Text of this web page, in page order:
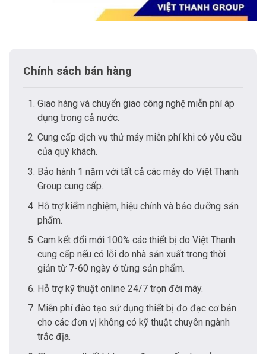
Chính sách bán hàng
Giao hàng và chuyển giao công nghệ miễn phí áp
dụng trong cả nước.
Cung cấp dịch vụ thử máy miễn phí khi có yêu cầu
của quý khách.
Bảo hành 1 năm với tất cả các máy do Việt Thanh
Group cung cấp.
Hỗ trợ kiểm nghiệm, hiệu chỉnh và bảo dưỡng sản
phẩm.
Cam kết đổi mới 100% các thiết bị do Việt Thanh
cung cấp nếu có lỗi do nhà sản xuất trong thời
giản từ 7-60 ngày ở từng sản phẩm.
Hỗ trợ kỹ thuật online 24/7 trọn đời máy.
Miễn phí đào tạo sử dụng thiết bị đo đạc cơ bản
cho các đơn vị không có kỹ thuật chuyên ngành
trắc địa.